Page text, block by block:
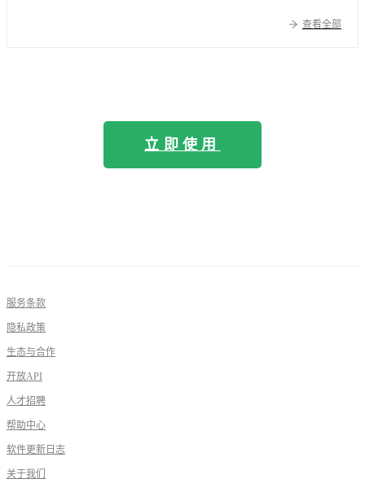
查看全部
立即使用
服务条款
隐私政策
生态与合作
开放API
人才招聘
帮助中心
软件更新日志
关于我们